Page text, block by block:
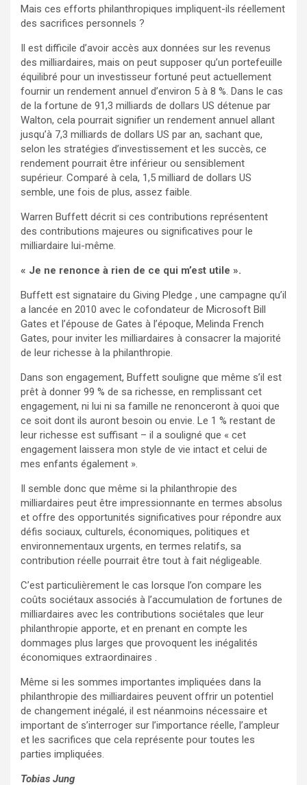
Mais ces efforts philanthropiques impliquent-ils réellement
des sacrifices personnels ?
Il est difficile d’avoir accès aux données sur les revenus
des milliardaires, mais on peut supposer qu’un portefeuille
équilibré pour un investisseur fortuné peut actuellement
fournir un rendement annuel d’environ 5 à 8 %. Dans le cas
de la fortune de 91,3 milliards de dollars US détenue par
Walton, cela pourrait signifier un rendement annuel allant
jusqu’à 7,3 milliards de dollars US par an, sachant que,
selon les stratégies d’investissement et les succès, ce
rendement pourrait être inférieur ou sensiblement
supérieur. Comparé à cela, 1,5 milliard de dollars US
semble, une fois de plus, assez faible.
Warren Buffett décrit si ces contributions représentent
des contributions majeures ou significatives pour le
milliardaire lui-même.
« Je ne renonce à rien de ce qui m’est utile ».
Buffett est signataire du Giving Pledge , une campagne qu’il
a lancée en 2010 avec le cofondateur de Microsoft Bill
Gates et l’épouse de Gates à l’époque, Melinda French
Gates, pour inviter les milliardaires à consacrer la majorité
de leur richesse à la philanthropie.
Dans son engagement, Buffett souligne que même s’il est
prêt à donner 99 % de sa richesse, en remplissant cet
engagement, ni lui ni sa famille ne renonceront à quoi que
ce soit dont ils auront besoin ou envie. Le 1 % restant de
leur richesse est suffisant – il a souligné que « cet
engagement laissera mon style de vie intact et celui de
mes enfants également ».
Il semble donc que même si la philanthropie des
milliardaires peut être impressionnante en termes absolus
et offre des opportunités significatives pour répondre aux
défis sociaux, culturels, économiques, politiques et
environnementaux urgents, en termes relatifs, sa
contribution réelle pourrait être tout à fait négligeable.
C’est particulièrement le cas lorsque l’on compare les
coûts sociétaux associés à l’accumulation de fortunes de
milliardaires avec les contributions sociétales que leur
philanthropie apporte, et en prenant en compte les
dommages plus larges que provoquent les inégalités
économiques extraordinaires .
Même si les sommes importantes impliquées dans la
philanthropie des milliardaires peuvent offrir un potentiel
de changement inégalé, il est néanmoins nécessaire et
important de s’interroger sur l’importance réelle, l’ampleur
et les sacrifices que cela représente pour toutes les
parties impliquées.
Tobias Jung